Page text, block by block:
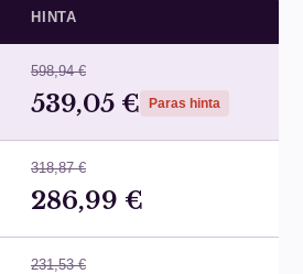
HINTA
598,94 €
539,05 € Paras hinta
318,87 €
286,99 €
231,53 €